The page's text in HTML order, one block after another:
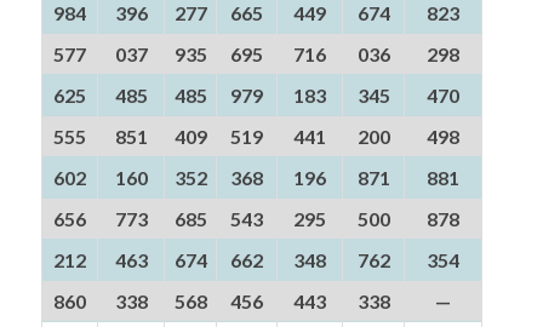
984
396 277 665 449 674
823
577
037 935 695 716 036
298
625
485 485 979 183 345
470
555
851 409 519 441 200
498
602
160 352 368 196 871
881
656
773 685 543 295 500
878
212
463 674 662 348 762
354
860
338 568 456 443 338 —